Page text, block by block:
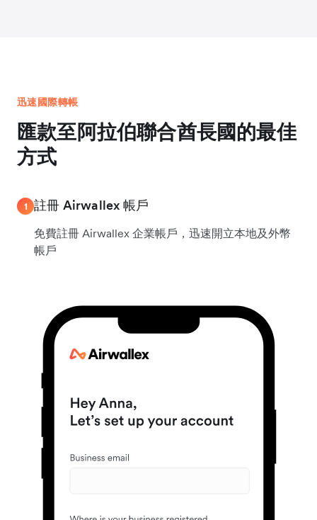
迅速國際轉帳
匯款至阿拉伯聯合酋長國的最佳
方式
1 註冊 Airwallex 帳戶
免費註冊 Airwallex 企業帳戶，迅速開立本地及外幣
帳戶